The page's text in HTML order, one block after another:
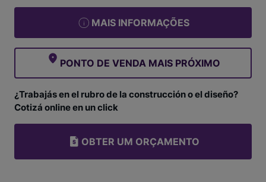
MAIS INFORMAÇÕES
PONTO DE VENDA MAIS PRÓXIMO
¿Trabajás en el rubro de la construcción o el diseño?
Cotizá online en un click
OBTER UM ORÇAMENTO